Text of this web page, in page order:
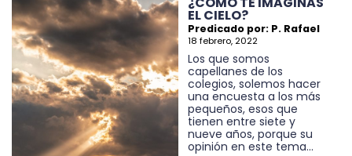
EL CIELO?
Predicado por: P. Rafael
18 febrero, 2022
Los que somos
capellanes de los
colegios, solemos hacer
una encuesta a los más
pequeños, esos que
tienen entre siete y
nueve años, porque su
opinión en este tema...